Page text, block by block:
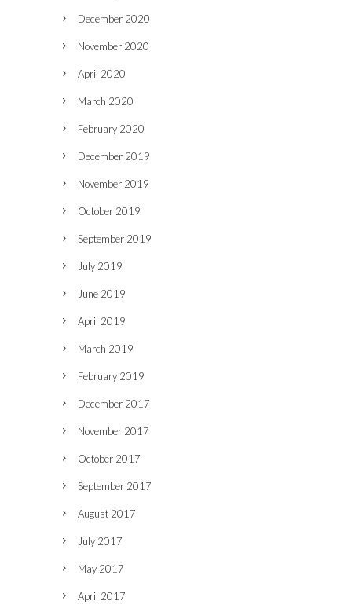
December 2020
November 2020
April 2020
March 2020
February 2020
December 2019
November 2019
October 2019
September 2019
July 2019
June 2019
April 2019
March 2019
February 2019
December 2017
November 2017
October 2017
September 2017
August 2017
July 2017
May 2017
April 2017